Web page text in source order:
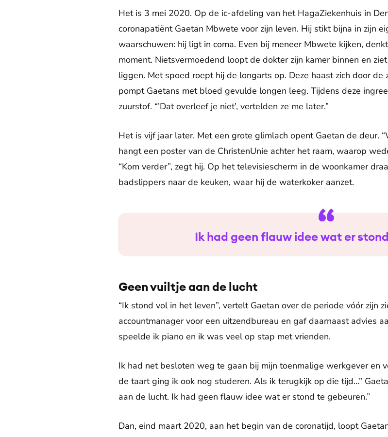
Het is 3 mei 2020. Op de ic-afdeling van het HagaZiekenhuis in
coronapatiënt Gaetan Mbwete voor zijn leven. Hij stikt bijna in zijn
waarschuwen: hij ligt in coma. Even bij meneer Mbwete kijken,
moment. Nietsvermoedend loopt de dokter zijn kamer binnen en
liggen. Met spoed roept hij de longarts op. Deze haast zich door de
pompt Gaetans met bloed gevulde longen leeg. Tijdens deze
zuurstof. “’Dat overleef je niet’, vertelden ze me later.”
Het is vijf jaar later. Met een grote glimlach opent Gaetan de deur.
hangt een poster van de ChristenUnie achter het raam, waarop
“Kom verder”, zegt hij. Op het televisiescherm in de woonkamer
badslippers naar de keuken, waar hij de waterkoker aanzet.
Ik had geen flauw idee wat er
Geen vuiltje aan de lucht
“Ik stond vol in het leven”, vertelt Gaetan over de periode vóór zijn
accountmanager voor een uitzendbureau en gaf daarnaast advies
speelde ik piano en ik was veel op stap met vrienden.
Ik had net besloten weg te gaan bij mijn toenmalige werkgever en
de taart ging ik ook nog studeren. Als ik terugkijk op die tijd…”
aan de lucht. Ik had geen flauw idee wat er stond te gebeuren.”
Dan, eind maart 2020, aan het begin van de coronatijd, loopt